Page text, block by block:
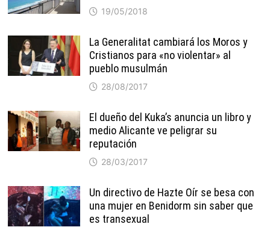
19/05/2018
La Generalitat cambiará los Moros y
Cristianos para «no violentar» al
pueblo musulmán
28/08/2017
El dueño del Kuka’s anuncia un libro y
medio Alicante ve peligrar su
reputación
28/03/2017
Un directivo de Hazte Oír se besa con
una mujer en Benidorm sin saber que
es transexual